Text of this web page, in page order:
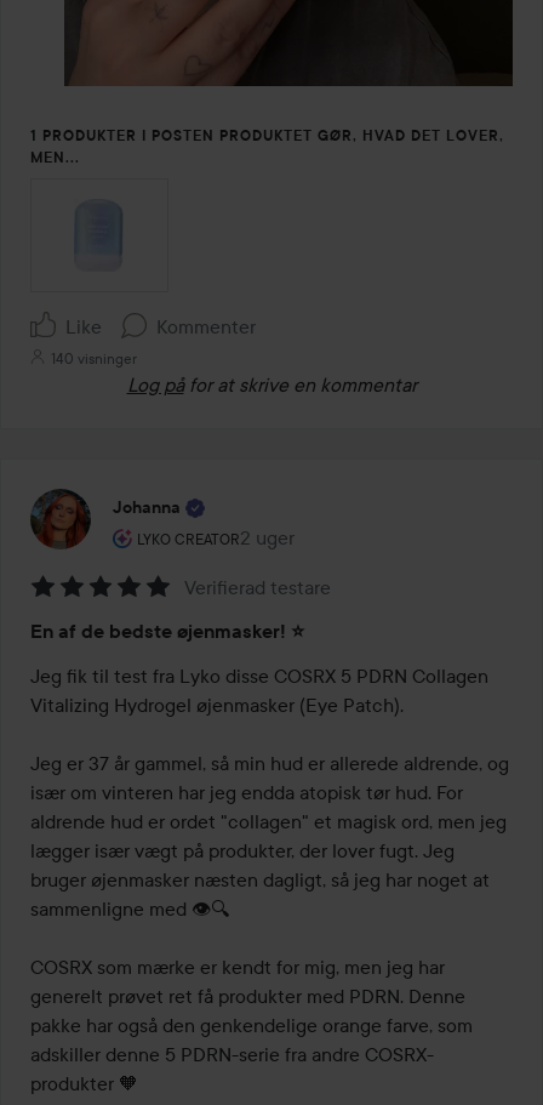
1 PRODUKTER I POSTEN PRODUKTET GØR, HVAD DET LOVER,
MEN...
Like Kommenter
140 visninger
Log på for at skrive en kommentar
Johanna
LYKO CREATOR
Brugerens rolle: Lyko Creator.
2 uger
Posten blev oprettet 2 uger
5
ud
af
Verifierad testare
En af de bedste øjenmasker! ⭐️
Jeg fik til test fra Lyko disse COSRX 5 PDRN Collagen
Vitalizing Hydrogel øjenmasker (Eye Patch).
Jeg er 37 år gammel, så min hud er allerede aldrende, og
især om vinteren har jeg endda atopisk tør hud. For
aldrende hud er ordet "collagen" et magisk ord, men jeg
lægger især vægt på produkter, der lover fugt. Jeg
bruger øjenmasker næsten dagligt, så jeg har noget at
sammenligne med 👁️🔍
COSRX som mærke er kendt for mig, men jeg har
generelt prøvet ret få produkter med PDRN. Denne
pakke har også den genkendelige orange farve, som
adskiller denne 5 PDRN-serie fra andre COSRX-
produkter 🧡